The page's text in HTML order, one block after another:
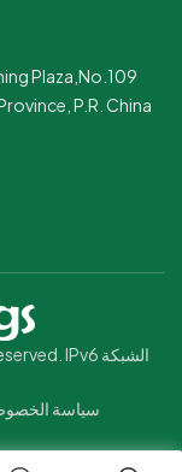
Plaza,No.109
P.R. China
سياسة